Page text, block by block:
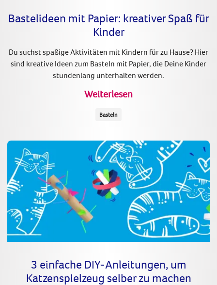
Bastelideen mit Papier: kreativer Spaß für
Kinder
Du suchst spaßige Aktivitäten mit Kindern für zu Hause? Hier
sind kreative Ideen zum Basteln mit Papier, die Deine Kinder
stundenlang unterhalten werden.
Weiterlesen
Basteln
3 einfache DIY-Anleitungen, um
Katzenspielzeug selber zu machen